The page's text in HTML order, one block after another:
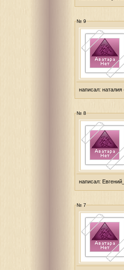
№ 9
написал: наталия
№ 8
написал:
№ 7